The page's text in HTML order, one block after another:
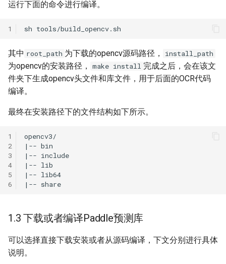
运行下面的命令进行编译。
1 sh
其中 root_path 为下载的opencv源码路径， install_path
为opencv的安装路径， make install 完成之后，会在该文
件夹下生成opencv头文件和库文件，用于后面的OCR代码
编译。
最终在安装路径下的文件结构如下所示。
1
2
3
4
5
6
1.3 下载或者编译Paddle预测库
可以选择直接下载安装或者从源码编译，下文分别进行具体
说明。